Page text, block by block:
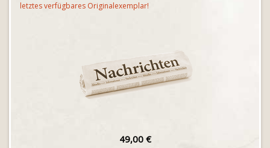
letztes verfügbares Originalexemplar!
49,00 €